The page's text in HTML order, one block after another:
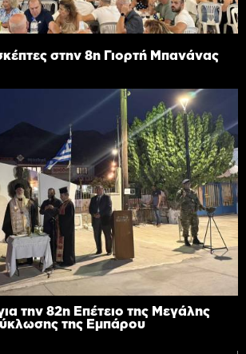
στην 8η Γιορτή Μπανάνας
την 82η Επέτειο της Μεγάλης
της Εμπάρου